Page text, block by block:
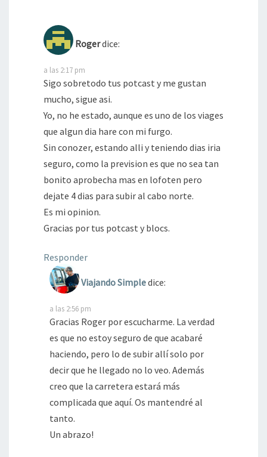
Rogerdice:
a las 2:17 pm
Sigo sobretodo tus potcast y me gustan
mucho, sigue asi.
Yo, no he estado, aunque es uno de los viages
que algun dia hare con mi furgo.
Sin conozer, estando alli y teniendo dias iria
seguro, como la prevision es que no sea tan
bonito aprobecha mas en lofoten pero
dejate 4 dias para subir al cabo norte.
Es mi opinion.
Gracias por tus potcast y blocs.
Responder
Viajando Simpledice:
a las 2:56 pm
Gracias Roger por escucharme. La verdad
es que no estoy seguro de que acabaré
haciendo, pero lo de subir allí solo por
decir que he llegado no lo veo. Además
creo que la carretera estará más
complicada que aquí. Os mantendré al
tanto.
Un abrazo!